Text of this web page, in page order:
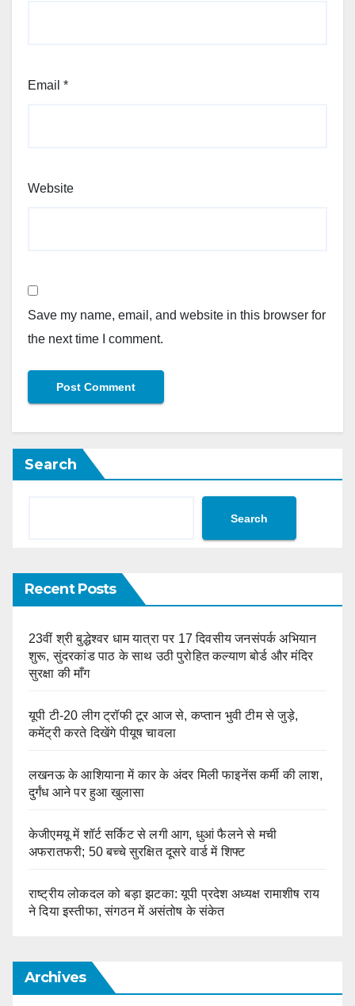
Email *
Website
Save my name, email, and website in this browser for
the next time I comment.
Search
Search
Recent Posts
23वीं श्री बुद्धेश्वर धाम यात्रा पर 17 दिवसीय जनसंपर्क अभियान
शुरू, सुंदरकांड पाठ के साथ उठी पुरोहित कल्याण बोर्ड और मंदिर
सुरक्षा की माँग
यूपी टी-20 लीग ट्रॉफी टूर आज से, कप्तान भुवी टीम से जुड़े,
कमेंट्री करते दिखेंगे पीयूष चावला
लखनऊ के आशियाना में कार के अंदर मिली फाइनेंस कर्मी की लाश,
दुर्गंध आने पर हुआ खुलासा
केजीएमयू में शॉर्ट सर्किट से लगी आग, धुआं फैलने से मची
अफरातफरी; 50 बच्चे सुरक्षित दूसरे वार्ड में शिफ्ट
राष्ट्रीय लोकदल को बड़ा झटका: यूपी प्रदेश अध्यक्ष रामाशीष राय
ने दिया इस्तीफा, संगठन में असंतोष के संकेत
Archives